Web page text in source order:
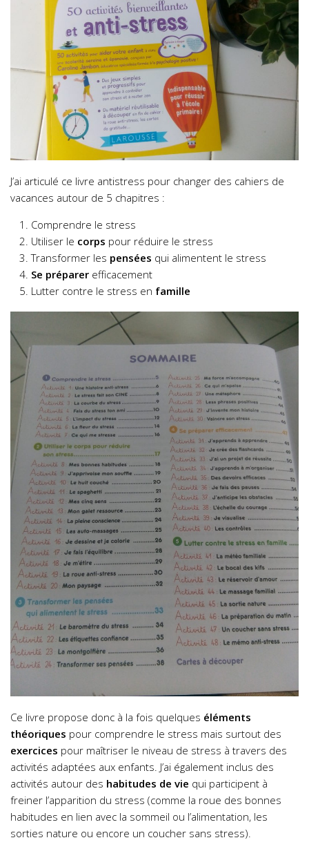
J’ai articulé ce livre antistress pour changer des cahiers de
vacances autour de 5 chapitres :
Comprendre le stress
Utiliser le corps pour réduire le stress
Transformer les pensées qui alimentent le stress
Se préparer efficacement
Lutter contre le stress en famille
Ce livre propose donc à la fois quelques éléments
théoriques pour comprendre le stress mais surtout des
exercices pour maîtriser le niveau de stress à travers des
activités adaptées aux enfants. J’ai également inclus des
activités autour des habitudes de vie qui participent à
freiner l’apparition du stress (comme la roue des bonnes
habitudes en lien avec la sommeil ou l’alimentation, les
sorties nature ou encore un coucher sans stress).